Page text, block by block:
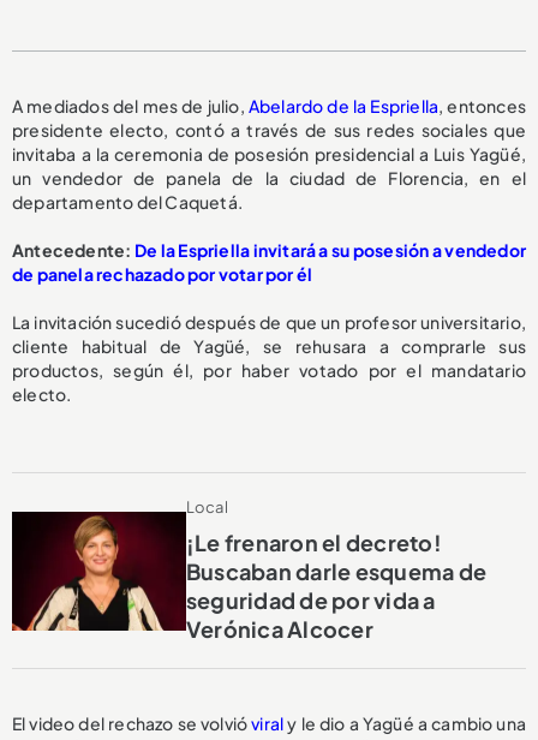
A mediados del mes de julio, Abelardo de la Espriella, entonces
presidente electo, contó a través de sus redes sociales que
invitaba a la ceremonia de posesión presidencial a Luis Yagüé,
un vendedor de panela de la ciudad de Florencia, en el
departamento del Caquetá.
Antecedente: De la Espriella invitará a su posesión a vendedor
de panela rechazado por votar por él
La invitación sucedió después de que un profesor universitario,
cliente habitual de Yagüé, se rehusara a comprarle sus
productos, según él, por haber votado por el mandatario
electo.
Local
¡Le frenaron el decreto!
Buscaban darle esquema de
seguridad de por vida a
Verónica Alcocer
El video del rechazo se volvióviraly le dio a Yagüé a cambio una